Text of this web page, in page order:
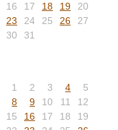
16 17 18 19
20
23 24 25 26
27
30 31
1 2 3 4
5
8 9 10 11
12
15 16 17 18
19